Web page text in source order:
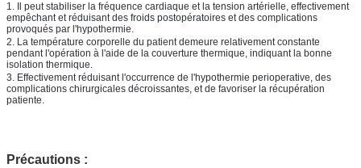
1.
Il peut stabiliser la fréquence cardiaque et la tension artérielle, effectivement
empêchant et réduisant des froids postopératoires et des complications
provoqués par l'hypothermie.
2. La température corporelle du patient demeure relativement constante
pendant l'opération à l'aide de la couverture thermique, indiquant la bonne
isolation thermique.
3. Effectivement réduisant l'occurrence de l'hypothermie perioperative, des
complications chirurgicales décroissantes, et de favoriser la récupération
patiente.
Précautions :